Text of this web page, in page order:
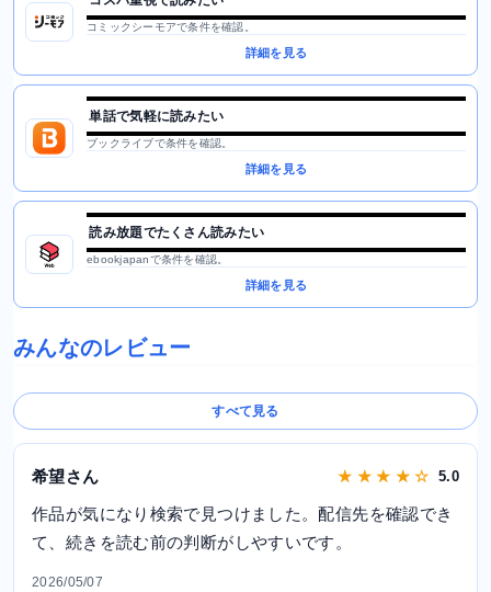
コミックシーモアで条件を確認。
詳細を見る
単話で気軽に読みたい
ブックライブで条件を確認。
詳細を見る
読み放題でたくさん読みたい
ebookjapanで条件を確認。
詳細を見る
みんなのレビュー
すべて見る
希望さん ★ ★ ★ ★ ☆ 5.0
作品が気になり検索で見つけました。配信先を確認でき
て、続きを読む前の判断がしやすいです。
2026/05/07